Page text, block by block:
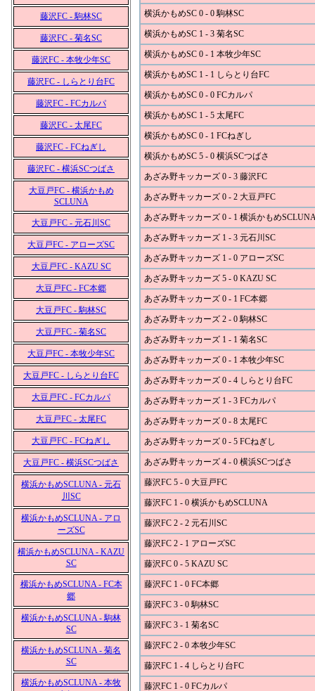
藤沢FC - 駒林SC
藤沢FC - 菊名SC
藤沢FC - 本牧少年SC
藤沢FC - しらとり台FC
藤沢FC - FCカルパ
藤沢FC - 太尾FC
藤沢FC - FCねぎし
藤沢FC - 横浜SCつばさ
大豆戸FC - 横浜かもめ
SCLUNA
大豆戸FC - 元石川SC
大豆戸FC - アローズSC
大豆戸FC - KAZU SC
大豆戸FC - FC本郷
大豆戸FC - 駒林SC
大豆戸FC - 菊名SC
大豆戸FC - 本牧少年SC
大豆戸FC - しらとり台FC
大豆戸FC - FCカルパ
大豆戸FC - 太尾FC
大豆戸FC - FCねぎし
大豆戸FC - 横浜SCつばさ
横浜かもめSCLUNA - 元石
川SC
横浜かもめSCLUNA - アロ
ーズSC
横浜かもめSCLUNA - KAZU
SC
横浜かもめSCLUNA - FC本
郷
横浜かもめSCLUNA - 駒林
SC
横浜かもめSCLUNA - 菊名
SC
横浜かもめSCLUNA - 本牧
横浜かもめSC 0 - 0 駒林SC
横浜かもめSC 1 - 3 菊名SC
横浜かもめSC 0 - 1 本牧少年SC
横浜かもめSC 1 - 1 しらとり台FC
横浜かもめSC 0 - 0 FCカルパ
横浜かもめSC 1 - 5 太尾FC
横浜かもめSC 0 - 1 FCねぎし
横浜かもめSC 5 - 0 横浜SCつばさ
あざみ野キッカーズ 0 - 3 藤沢FC
あざみ野キッカーズ 0 - 2 大豆戸FC
あざみ野キッカーズ 0 - 1 横浜かもめ
あざみ野キッカーズ 1 - 3 元石川SC
あざみ野キッカーズ 1 - 0 アローズSC
あざみ野キッカーズ 5 - 0 KAZU SC
あざみ野キッカーズ 0 - 1 FC本郷
あざみ野キッカーズ 2 - 0 駒林SC
あざみ野キッカーズ 1 - 1 菊名SC
あざみ野キッカーズ 0 - 1 本牧少年SC
あざみ野キッカーズ 0 - 4 しらとり台FC
あざみ野キッカーズ 1 - 3 FCカルパ
あざみ野キッカーズ 0 - 8 太尾FC
あざみ野キッカーズ 0 - 5 FCねぎし
あざみ野キッカーズ 4 - 0 横浜SCつばさ
藤沢FC 5 - 0 大豆戸FC
藤沢FC 1 - 0 横浜かもめSCLUNA
藤沢FC 2 - 2 元石川SC
藤沢FC 2 - 1 アローズSC
藤沢FC 0 - 5 KAZU SC
藤沢FC 1 - 0 FC本郷
藤沢FC 3 - 0 駒林SC
藤沢FC 3 - 1 菊名SC
藤沢FC 2 - 0 本牧少年SC
藤沢FC 1 - 4 しらとり台FC
藤沢FC 1 - 0 FCカルパ